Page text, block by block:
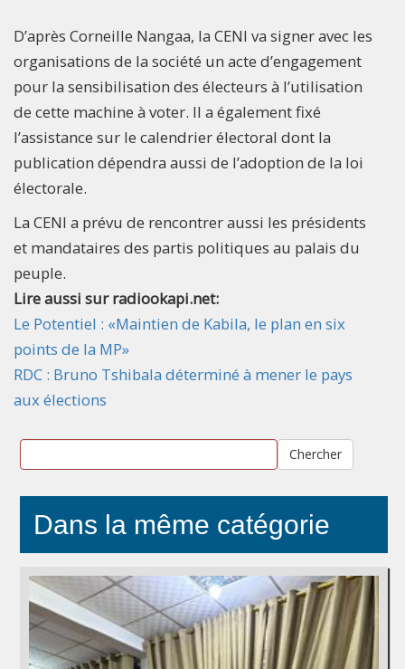
D’après Corneille Nangaa, la CENI va signer avec les
organisations de la société un acte d’engagement
pour la sensibilisation des électeurs à l’utilisation
de cette machine à voter. Il a également fixé
l’assistance sur le calendrier électoral dont la
publication dépendra aussi de l’adoption de la loi
électorale.
La CENI a prévu de rencontrer aussi les présidents
et mandataires des partis politiques au palais du
peuple.
Lire aussi sur radiookapi.net:
Le Potentiel : «Maintien de Kabila, le plan en six
points de la MP»
RDC : Bruno Tshibala déterminé à mener le pays
aux élections
Chercher
Dans la même catégorie